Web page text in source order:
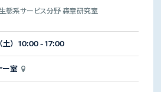
態系サービス分野 森章研究室
土） 10:00 - 17:00
ー室